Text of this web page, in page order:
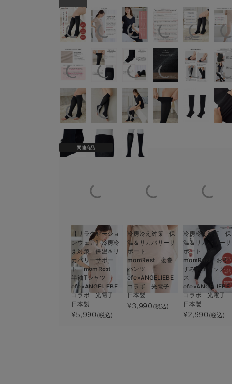
関連商品
【リラクゼーショ
ンウェア】冷房冷
え対策 保温＆リ
カバリーサポー
ト momRest
半袖Tシャツ
efe×ANGELIEBE
コラボ 光電子
日本製
¥5,990 (税込)
冷房冷え対策 保
温＆リカバリーサ
ポート
momRest 腹巻
パンツ
efe×ANGELIEBE
コラボ 光電子
日本製
¥3,990 (税込)
冷房冷え対策 保
温＆リカバリーサ
ポート
momRest おや
すみ着圧ソック
ス
efe×ANGELIEBE
コラボ 光電子
日本製
¥2,990 (税込)